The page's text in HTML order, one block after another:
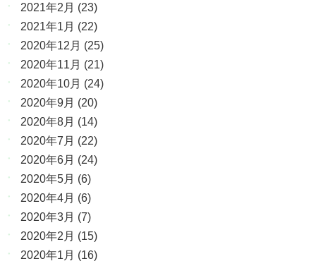
2021年2月 (23)
2021年1月 (22)
2020年12月 (25)
2020年11月 (21)
2020年10月 (24)
2020年9月 (20)
2020年8月 (14)
2020年7月 (22)
2020年6月 (24)
2020年5月 (6)
2020年4月 (6)
2020年3月 (7)
2020年2月 (15)
2020年1月 (16)